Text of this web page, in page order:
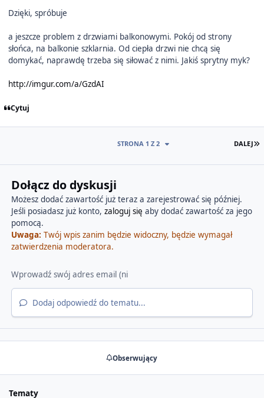
Dzięki, spróbuje
a jeszcze problem z drzwiami balkonowymi. Pokój od strony
słońca, na balkonie szklarnia. Od ciepła drzwi nie chcą się
domykać, naprawdę trzeba się siłować z nimi. Jakiś sprytny myk?
http://imgur.com/a/GzdAI
Cytuj
DALEJ
STRONA 1 Z 2
Dołącz do dyskusji
Możesz dodać zawartość już teraz a zarejestrować się później.
Jeśli posiadasz już konto, zaloguj się aby dodać zawartość za jego
pomocą.
Uwaga: Twój wpis zanim będzie widoczny, będzie wymagał
zatwierdzenia moderatora.
Dodaj odpowiedź do tematu...
Obserwujący
Tematy